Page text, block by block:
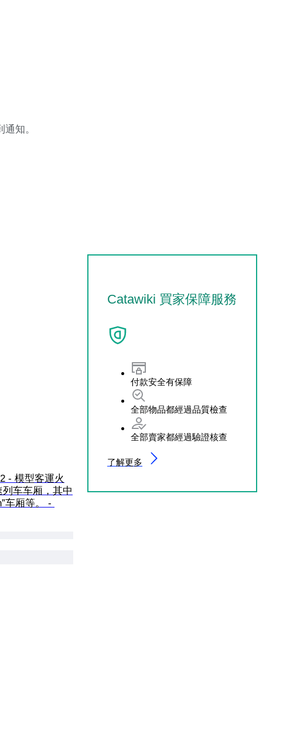
知。
Catawiki 買家保障服務
付款安全有保障
全部物品都經過品質檢查
全部賣家都經過驗證核查
了解更多
- 模型客運火
车车厢，其中
车厢等。 -